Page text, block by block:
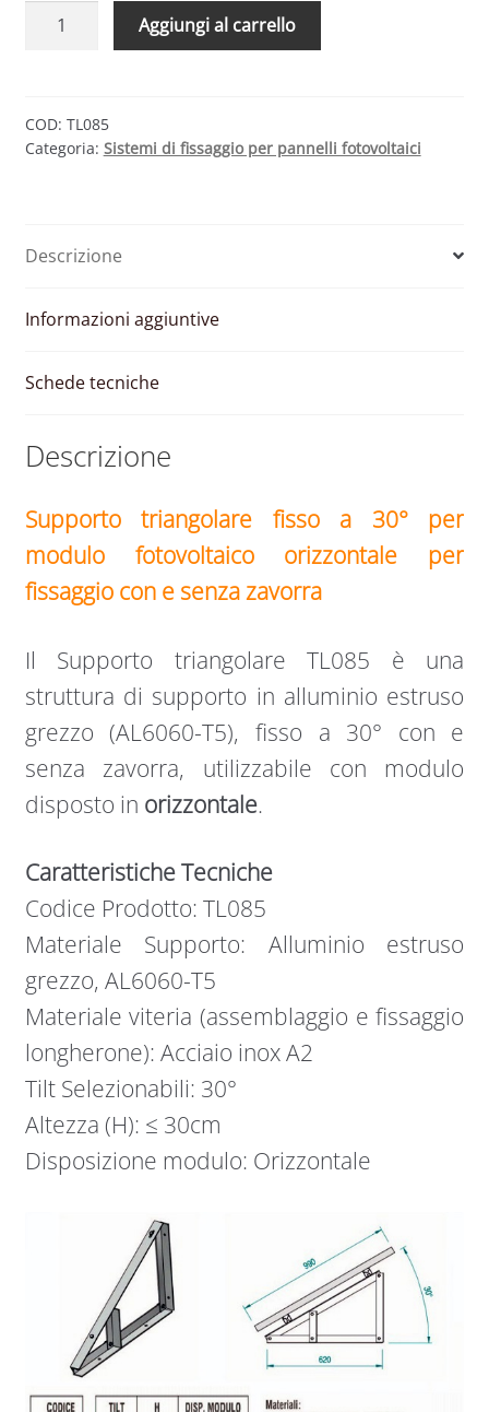
SUPPORTO
30°
PER
quantità
Aggiungi al carrello
COD: TL085
Categoria: Sistemi di fissaggio per pannelli fotovoltaici
Descrizione
Informazioni aggiuntive
Schede tecniche
Descrizione
Supporto triangolare fisso a 30° per
modulo fotovoltaico orizzontale per
fissaggio con e senza zavorra
Il Supporto triangolare TL085 è una
struttura di supporto in alluminio estruso
grezzo (AL6060-T5), fisso a 30° con e
senza zavorra, utilizzabile con modulo
disposto in orizzontale.
Caratteristiche Tecniche
Codice Prodotto: TL085
Materiale Supporto: Alluminio estruso
grezzo, AL6060-T5
Materiale viteria (assemblaggio e fissaggio
longherone): Acciaio inox A2
Tilt Selezionabili: 30°
Altezza (H): ≤ 30cm
Disposizione modulo: Orizzontale